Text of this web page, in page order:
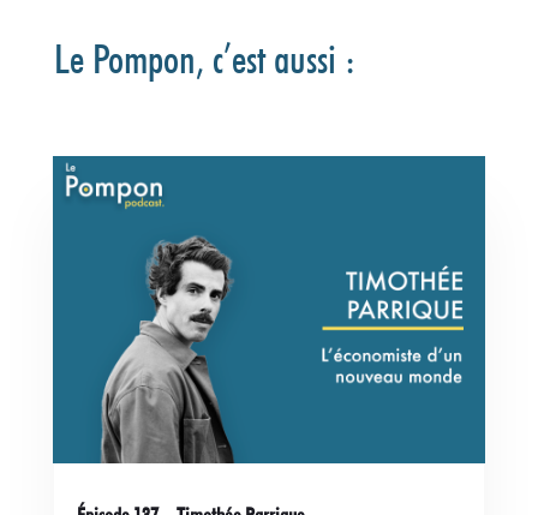
Le Pompon, c’est aussi :